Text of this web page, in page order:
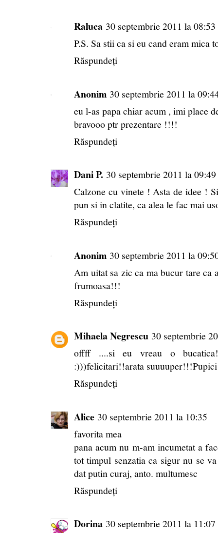
Raluca 30 septembrie 2011 la 08:53
P.S. Sa stii ca si eu cand eram
Răspundeți
Anonim 30 septembrie 2011 la
eu l-as papa chiar acum , imi place
bravooo ptr prezentare !!!!
Răspundeți
Dani P. 30 septembrie 2011 la 09:49
Calzone cu vinete ! Asta de idee !
pun si in clatite, ca alea le fac mai
Răspundeți
Anonim 30 septembrie 2011 la
Am uitat sa zic ca ma bucur tare ca
frumoasa!!!
Răspundeți
Mihaela Negrescu 30 septembrie
offff ....si eu vreau o
:)))felicitari!!arata
Răspundeți
Alice 30 septembrie 2011 la 10:35
favorita mea
pana acum nu m-am incumetat a
tot timpul senzatia ca sigur nu se
dat putin curaj, anto. multumesc
Răspundeți
Dorina 30 septembrie 2011 la 11:07